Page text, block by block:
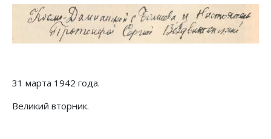
31 марта 1942 года.
Великий вторник.